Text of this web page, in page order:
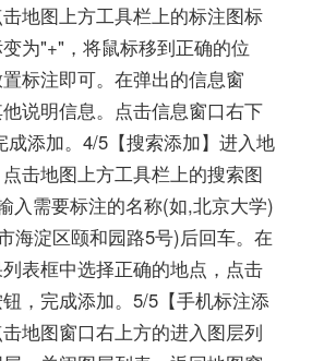
地图上方工具栏上的标注图标
为"+"，将鼠标移到正确的位
标注即可。在弹出的信息窗
说明信息。点击信息窗口右下
成添加。4/5【搜索添加】进入地
击地图上方工具栏上的搜索图
入需要标注的名称(如,北京大学)
海淀区颐和园路5号)后回车。在
表框中选择正确的地点，点击
，完成添加。5/5【手机标注添
地图窗口右上方的进入图层列